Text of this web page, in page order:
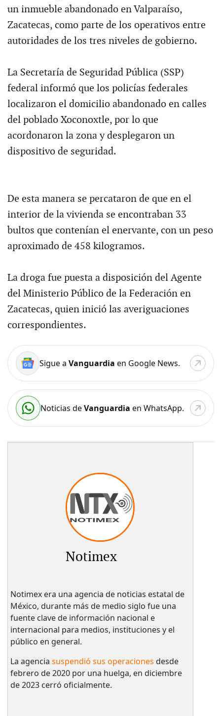
un inmueble abandonado en Valparaíso,
Zacatecas, como parte de los operativos entre
autoridades de los tres niveles de gobierno.
La Secretaría de Seguridad Pública (SSP)
federal informó que los policías federales
localizaron el domicilio abandonado en calles
del poblado Xoconoxtle, por lo que
acordonaron la zona y desplegaron un
dispositivo de seguridad.
De esta manera se percataron de que en el
interior de la vivienda se encontraban 33
bultos que contenían el enervante, con un peso
aproximado de 458 kilogramos.
La droga fue puesta a disposición del Agente
del Ministerio Público de la Federación en
Zacatecas, quien inició las averiguaciones
correspondientes.
Sigue a Vanguardia en Google News.
Noticias deVanguardia en WhatsApp.
Notimex
Notimex era una agencia de noticias estatal de
México, durante más de medio siglo fue una
fuente clave de información nacional e
internacional para medios, instituciones y el
público en general.
La agencia suspendió sus operaciones desde
febrero de 2020 por una huelga, en diciembre
de 2023 cerró oficialmente.